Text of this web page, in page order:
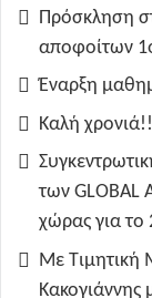
Πρόσκληση
αποφοίτων
Έναρξη
Καλή
των GLOBAL
χώρας για το
Με Τιμητική
Κακογιάννης